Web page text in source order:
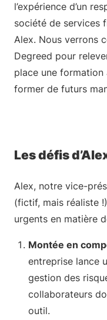
l’expérience d’un
société de services
Alex. Nous verrons
Degreed pour
place une
former de futurs
Les défis
Alex, notre vice-
(fictif, mais réaliste
urgents en matière
Montée en
entreprise lance
gestion des
collaborateurs
outil.